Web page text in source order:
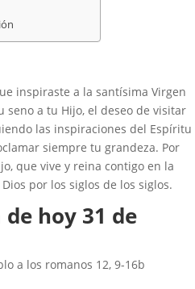
inspiraste a la santísima Virgen
seno a tu Hijo, el deseo de visitar
las inspiraciones del Espíritu
siempre tu grandeza. Por
que vive y reina contigo en la
por los siglos de los siglos.
hoy 31 de
a los romanos 12, 9-16b